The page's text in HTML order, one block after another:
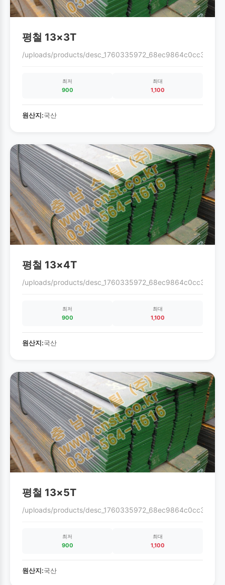
평철 13×3T
/uploads/products/desc_1760335972_68ec9864c0cc3.gif
최저
900
최대
1,100
원산지:국산
평철 13×4T
/uploads/products/desc_1760335972_68ec9864c0cc3.gif
최저
900
최대
1,100
원산지:국산
평철 13×5T
/uploads/products/desc_1760335972_68ec9864c0cc3.gif
최저
900
최대
1,100
원산지:국산